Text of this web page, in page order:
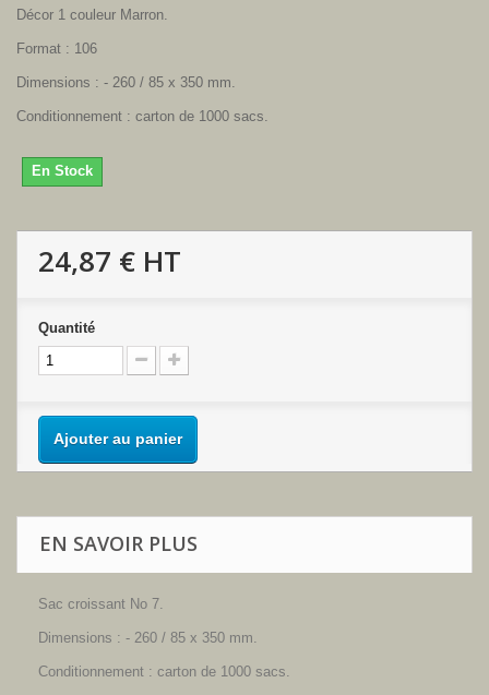
Décor 1 couleur Marron.
Format : 106
Dimensions : - 260 / 85 x 350 mm.
Conditionnement : carton de 1000 sacs.
En Stock
24,87 € HT
Quantité
Ajouter au panier
EN SAVOIR PLUS
Sac croissant No 7.
Dimensions : - 260 / 85 x 350 mm.
Conditionnement : carton de 1000 sacs.